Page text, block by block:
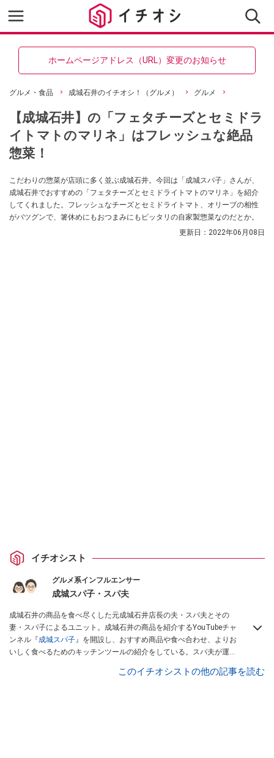
ホームページアドレス（URL）変更のお知らせ
グルメ・食品 成城石井のイチオシ！（グルメ） グルメ
【成城石井】の「フェタチーズとセミドラ
イトマトのマリネ」はフレッシュな絶品
惣菜！
こだわりの惣菜が店頭に多く並ぶ成城石井。今回は「成城スパ子」さんが、
成城石井でおすすめの「フェタチーズとセミドライトマトのマリネ」を紹介
してくれました。フレッシュなチーズとセミドライトマト、オリーブの相性
がバツグンで、箸休めにもおつまみにもピッタリの自家製惣菜なのだとか。
更新日： 2022年06月08日
イチオシスト
グルメ系インフルエンサー
成城スパ子・スパ夫
成城石井の商品を食べ尽くした元成城石井店長の夫・スパ夫とその
妻・スパ子によるユニット。成城石井の商品を紹介するYouTubeチャ
ンネル『成城スパ子』を開設し、おすすめ商品や食べ合わせ、よりお
いしく食べるためのキッチンツールの紹介をしている。スパ夫が運営
ー、ちょっとした雑学等、商品のディープな魅力を発信している。
このイチオシストの他の記事を読む